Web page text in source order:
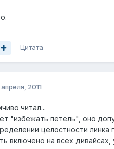
Цитата
апреля, 2011
читал...
"избежать петель", оно
целостности линка
включено на всех дивайсах,